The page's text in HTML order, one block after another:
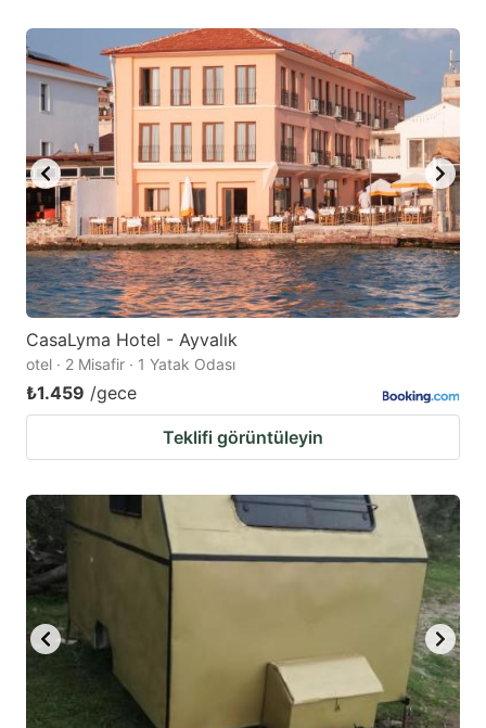
CasaLyma Hotel - Ayvalık
otel · 2 Misafir · 1 Yatak Odası
₺1.459 /gece
Teklifi görüntüleyin